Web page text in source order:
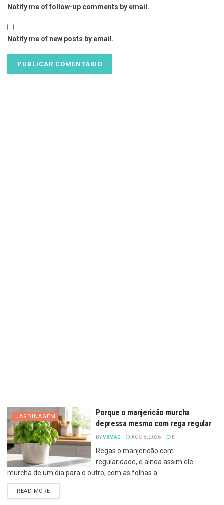
Notify me of follow-up comments by email.
Notify me of new posts by email.
JARDINAGEM
Porque o manjericão murcha
depressa mesmo com rega regular
BYVXMAG AGO 8, 2026 0
Regas o manjericão com
regularidade, e ainda assim ele
murcha de um dia para o outro, com as folhas a...
READ MOREDETAILS